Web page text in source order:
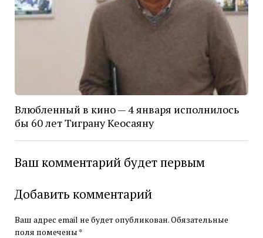
Влюбленный в кино — 4 января исполнилось
бы 60 лет Тиграну Кеосаяну
Ваш комментарий будет первым
Добавить комментарий
Ваш адрес email не будет опубликован.Обязательные
поля помечены *